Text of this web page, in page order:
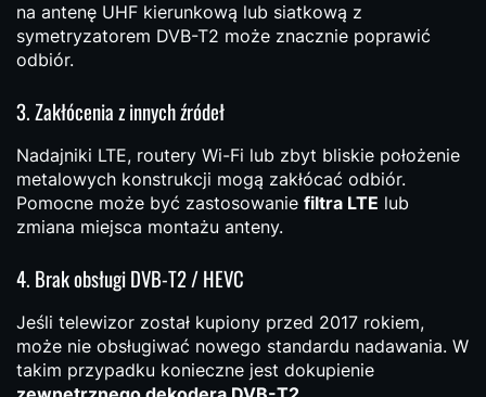
na antenę UHF kierunkową lub siatkową z
symetryzatorem DVB-T2 może znacznie poprawić
odbiór.
3. Zakłócenia z innych źródeł
Nadajniki LTE, routery Wi-Fi lub zbyt bliskie położenie
metalowych konstrukcji mogą zakłócać odbiór.
Pomocne może być zastosowanie filtra LTE lub
zmiana miejsca montażu anteny.
4. Brak obsługi DVB-T2 / HEVC
Jeśli telewizor został kupiony przed 2017 rokiem,
może nie obsługiwać nowego standardu nadawania. W
takim przypadku konieczne jest dokupienie